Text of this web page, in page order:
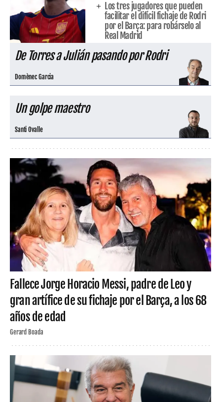
Los tres jugadores que pueden
facilitar el difícil fichaje de Rodri
por el Barça: para robárselo al
Real Madrid
De Torres a Julián pasando por Rodri
Domènec Garcia
Un golpe maestro
Santi Ovalle
Fallece Jorge Horacio Messi, padre de Leo y
gran artífice de su fichaje por el Barça, a los 68
años de edad
Gerard Boada